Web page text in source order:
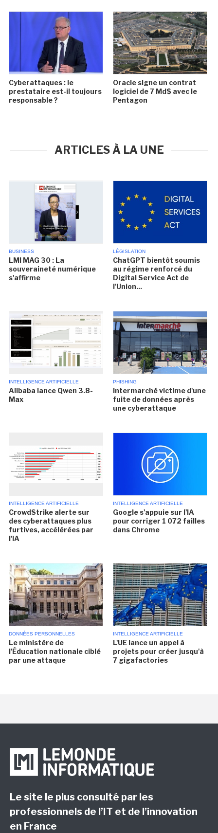
Cyberattaques : le
prestataire est-il toujours
responsable ?
Oracle signe un contrat
logiciel de 7 Md$ avec le
Pentagon
ARTICLES À LA UNE
BUSINESS
LMI MAG 30 : La
souveraineté numérique
s'affirme
LÉGISLATION
ChatGPT bientôt soumis
au régime renforcé du
Digital Service Act de
l'Union...
INTELLIGENCE ARTIFICIELLE
Alibaba lance Qwen 3.8-
Max
PHISHING
Intermarché victime d'une
fuite de données après
une cyberattaque
INTELLIGENCE ARTIFICIELLE
CrowdStrike alerte sur
des cyberattaques plus
furtives, accélérées par
l'IA
INTELLIGENCE ARTIFICIELLE
Google s'appuie sur l'IA
pour corriger 1 072 failles
dans Chrome
DONNÉES PERSONNELLES
Le ministère de
l'Éducation nationale ciblé
par une attaque
INTELLIGENCE ARTIFICIELLE
L'UE lance un appel à
projets pour créer jusqu'à
7 gigafactories
Le site le plus consulté par les
professionnels de l’IT et de l’innovation
en France